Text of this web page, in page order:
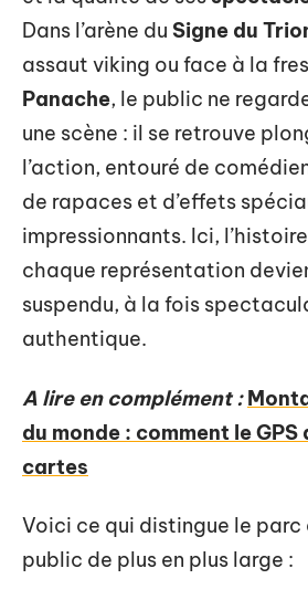
Dans l’arène du Signe du
assaut viking ou face à la
Panache, le public ne
une scène : il se retrouve
l’action, entouré de
de rapaces et d’effets
impressionnants. Ici,
chaque représentation
suspendu, à la fois
authentique.
A lire en complément :
du monde : comment le
cartes
Voici ce qui distingue le parc
public de plus en plus large :